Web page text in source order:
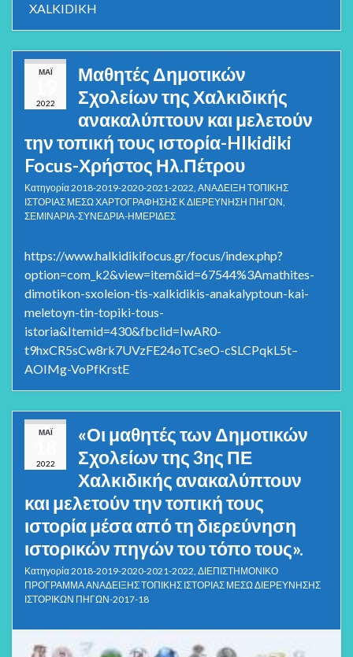
XALKIDIKH
ΜΆΙ
2022
Μαθητές Δημοτικών
Σχολείων της Χαλκιδικής
ανακαλύπτουν και μελετούν
την τοπική τους ιστορία-Hlkidiki
Focus-Χρήστος Ηλ.Πέτρου
Κατηγορία2018-2019-2020-2021-2022, ΑΝΑΔΕΙΞΗ ΤΟΠΙΚΗΣ
ΙΣΤΟΡΙΑΣ ΜΕΣΩ ΧΑΡΤΟΓΡΑΦΗΣΗΣ Κ ΔΙΕΡΕΥΝΗΣΗ ΠΗΓΩΝ,
ΣΕΜΙΝΑΡΙΑ-ΣΥΝΕΔΡΙΑ-ΗΜΕΡΙΔΕΣ
https://www.halkidikifocus.gr/focus/index.php?
option=com_k2&view=item&id=67544%3Amathites-
dimotikon-sxoleion-tis-xalkidikis-anakalyptoun-kai-
meletoyn-tin-topiki-tous-
istoria&Itemid=430&fbclid=IwAR0-
t9hxCR5sCw8rk7UVzFE24oTCseO-cSLCPqkL5t–
AOIMg-VoPfKrstE
ΜΆΙ
2022
«Οι μαθητές των Δημοτικών
Σχολείων της 3ης ΠΕ
Χαλκιδικής ανακαλύπτουν
και μελετούν την τοπική τους
ιστορία μέσα από τη διερεύνηση
ιστορικών πηγών του τόπο τους».
Κατηγορία2018-2019-2020-2021-2022, ΔΙΕΠΙΣΤΗΜΟΝΙΚΟ
ΠΡΟΓΡΑΜΜΑ ΑΝΑΔΕΙΞΗΣ ΤΟΠΙΚΗΣ ΙΣΤΟΡΙΑΣ ΜΕΣΩ ΔΙΕΡΕΥΝΗΣΗΣ
ΙΣΤΟΡΙΚΩΝ ΠΗΓΩΝ-2017-18